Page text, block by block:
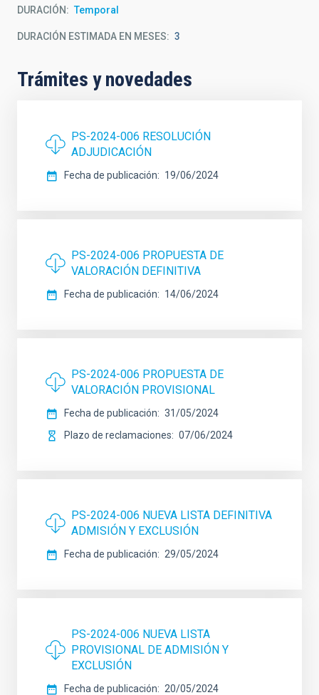
DURACIÓN Temporal
DURACIÓN ESTIMADA EN MESES 3
Trámites y novedades
PS-2024-006 RESOLUCIÓN
ADJUDICACIÓN
Fecha de publicación 19/06/2024
PS-2024-006 PROPUESTA DE
VALORACIÓN DEFINITIVA
Fecha de publicación 14/06/2024
PS-2024-006 PROPUESTA DE
VALORACIÓN PROVISIONAL
Fecha de publicación
31/05/2024
Plazo de reclamaciones
07/06/2024
PS-2024-006 NUEVA LISTA DEFINITIVA
ADMISIÓN Y EXCLUSIÓN
Fecha de publicación 29/05/2024
PS-2024-006 NUEVA LISTA
PROVISIONAL DE ADMISIÓN Y
EXCLUSIÓN
Fecha de publicación
20/05/2024